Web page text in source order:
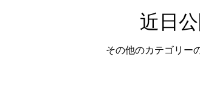
近日
その他のカテゴリー